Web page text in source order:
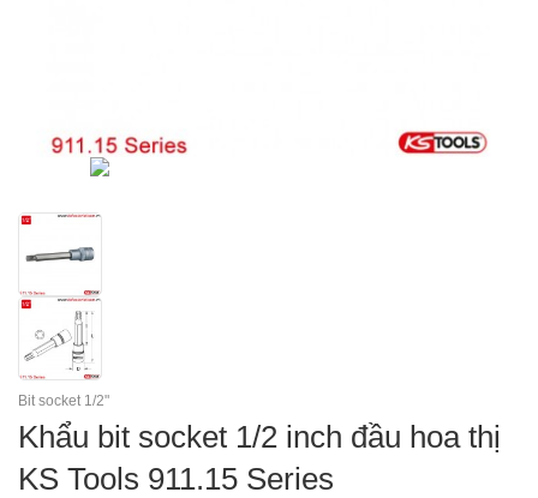
Bit socket 1/2"
Khẩu bit socket 1/2 inch đầu hoa thị
KS Tools 911.15 Series